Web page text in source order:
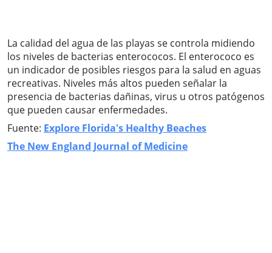
La calidad del agua de las playas se controla midiendo
los niveles de bacterias enterococos. El enterococo es
un indicador de posibles riesgos para la salud en aguas
recreativas. Niveles más altos pueden señalar la
presencia de bacterias dañinas, virus u otros patógenos
que pueden causar enfermedades.
Fuente: Explore Florida's Healthy Beaches
The New England Journal of Medicine